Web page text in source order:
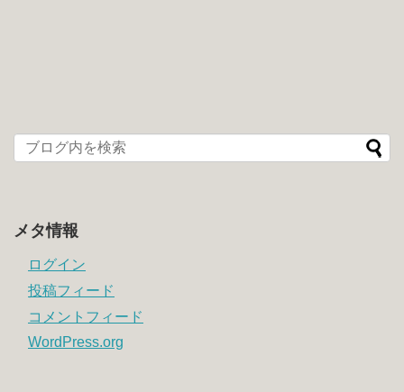
メタ情報
ログイン
投稿フィード
コメントフィード
WordPress.org